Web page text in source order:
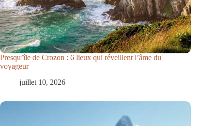
Presqu’île de Crozon : 6 lieux qui réveillent l’âme du
voyageur
juillet 10, 2026